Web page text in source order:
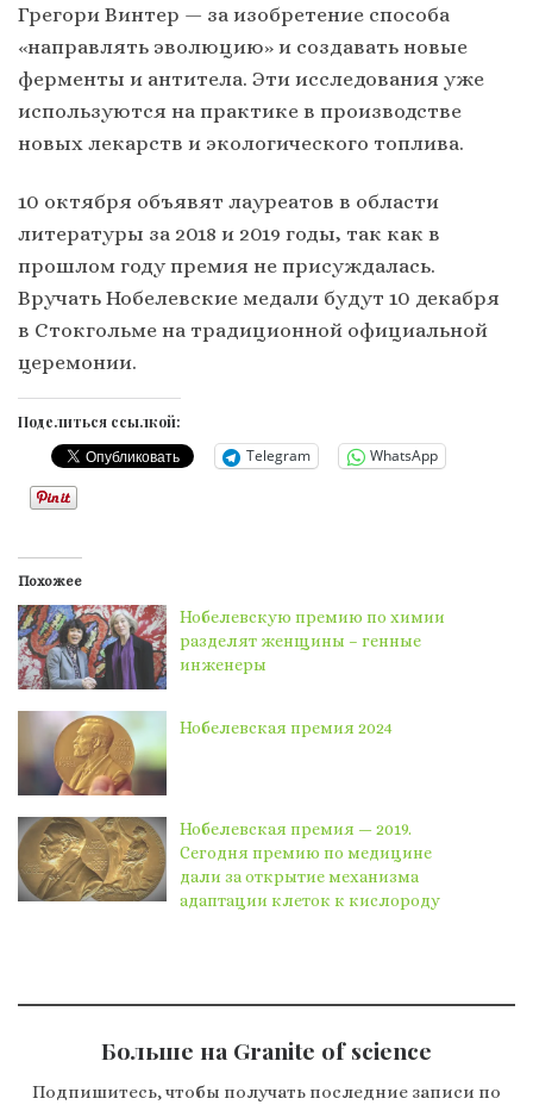
Грегори Винтер — за изобретение способа
«направлять эволюцию» и создавать новые
ферменты и антитела. Эти исследования уже
используются на практике в производстве
новых лекарств и экологического топлива.
10 октября объявят лауреатов в области
литературы за 2018 и 2019 годы, так как в
прошлом году премия не присуждалась.
Вручать Нобелевские медали будут 10 декабря
в Стокгольме на традиционной официальной
церемонии.
Поделиться ссылкой:
Telegram WhatsApp
Похожее
Нобелевскую премию по химии
разделят женщины – генные
инженеры
Нобелевская премия 2024
Нобелевская премия — 2019.
Сегодня премию по медицине
дали за открытие механизма
адаптации клеток к кислороду
Больше на Granite of science
Подпишитесь, чтобы получать последние записи по